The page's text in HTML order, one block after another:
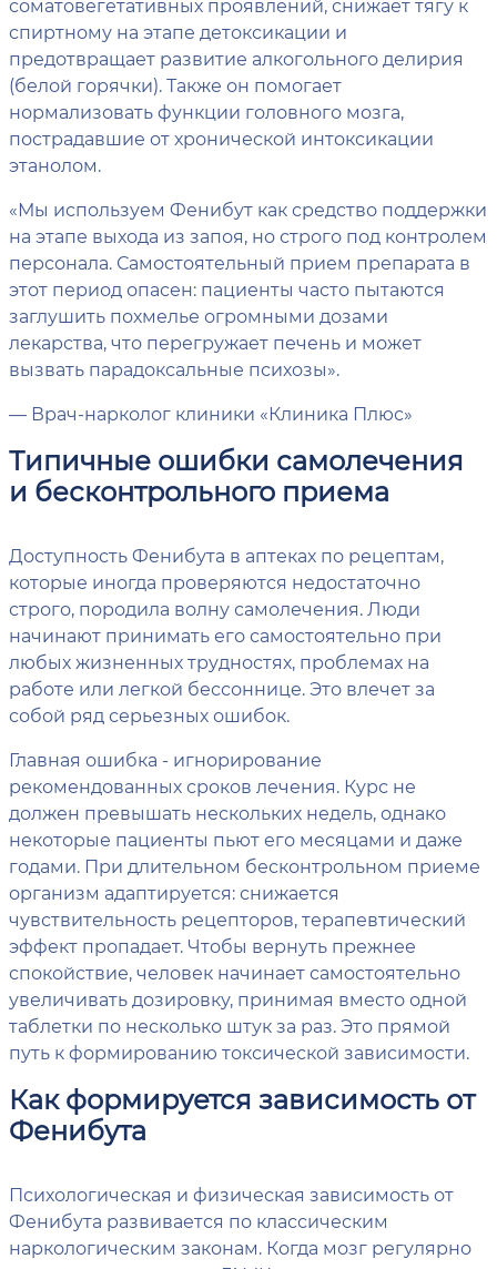
соматовегетативных проявлений, снижает тягу к
спиртному на этапе детоксикации и
предотвращает развитие алкогольного делирия
(белой горячки). Также он помогает
нормализовать функции головного мозга,
пострадавшие от хронической интоксикации
этанолом.
«Мы используем Фенибут как средство поддержки
на этапе выхода из запоя, но строго под контролем
персонала. Самостоятельный прием препарата в
этот период опасен: пациенты часто пытаются
заглушить похмелье огромными дозами
лекарства, что перегружает печень и может
вызвать парадоксальные психозы».
— Врач-нарколог клиники «Клиника Плюс»
Типичные ошибки самолечения
и бесконтрольного приема
Доступность Фенибута в аптеках по рецептам,
которые иногда проверяются недостаточно
строго, породила волну самолечения. Люди
начинают принимать его самостоятельно при
любых жизненных трудностях, проблемах на
работе или легкой бессоннице. Это влечет за
собой ряд серьезных ошибок.
Главная ошибка - игнорирование
рекомендованных сроков лечения. Курс не
должен превышать нескольких недель, однако
некоторые пациенты пьют его месяцами и даже
годами. При длительном бесконтрольном приеме
организм адаптируется: снижается
чувствительность рецепторов, терапевтический
эффект пропадает. Чтобы вернуть прежнее
спокойствие, человек начинает самостоятельно
увеличивать дозировку, принимая вместо одной
таблетки по несколько штук за раз. Это прямой
путь к формированию токсической зависимости.
Как формируется зависимость от
Фенибута
Психологическая и физическая зависимость от
Фенибута развивается по классическим
наркологическим законам. Когда мозг регулярно